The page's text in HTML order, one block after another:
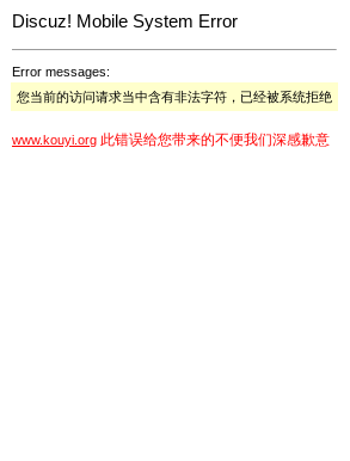
Discuz! Mobile System Error
Error messages:
您当前的访问请求当中含有非法字符，已经被系统拒绝
www.kouyi.org 此错误给您带来的不便我们深感歉意